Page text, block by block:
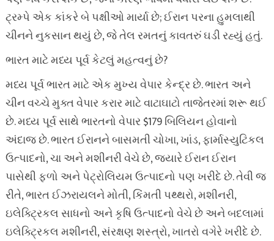
ટ્રમ્પે એક કાંકરે બે પક્ષીઓ માર્યા છે; ઈરાન પરના હુમલાથી
ચીનને નુકસાન થયું છે, જે તેલ રમતનું કાવતરું ઘડી રહ્યું હતું.
ભારત માટે મધ્ય પૂર્વ કેટલું મહત્વનું છે?
મધ્ય પૂર્વ ભારત માટે એક મુખ્ય વેપાર કેન્દ્ર છે. ભારત અને
ચીન વચ્ચે મુક્ત વેપાર કરાર માટે વાટાઘાટો તાજેતરમાં શરૂ થઈ
છે. મધ્ય પૂર્વ સાથે ભારતનો વેપાર $179 બિલિયન હોવાનો
અંદાજ છે. ભારત ઈરાનને બાસમતી ચોખા, ખાંડ, ફાર્માસ્યુટિકલ
ઉત્પાદનો, ચા અને મશીનરી વેચે છે, જ્યારે ઈરાન ઈરાન
પાસેથી ફળો અને પેટ્રોલિયમ ઉત્પાદનો પણ ખરીદે છે. તેવી જ
રીતે, ભારત ઈઝરાયલને મોતી, કિંમતી પથ્થરો, મશીનરી,
ઇલેક્ટ્રિકલ સાધનો અને કૃષિ ઉત્પાદનો વેચે છે અને બદલામાં
ઇલેક્ટ્રિકલ મશીનરી, સંરક્ષણ શસ્ત્રો, ખાતરો વગેરે ખરીદે છે.